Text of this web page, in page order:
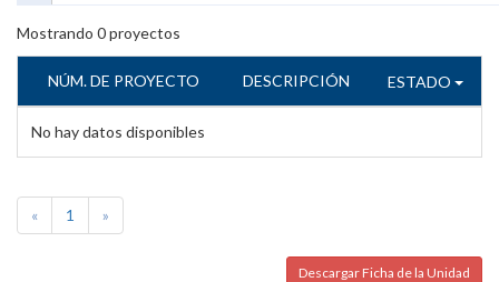
Mostrando 0proyectos
NÚM. DE PROYECTO DESCRIPCIÓN ESTADO
No hay datos disponibles
« 1 »
Descargar Ficha de la Unidad